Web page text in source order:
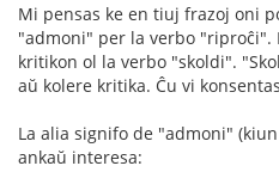
Mi pensas ke en tiuj frazoj oni
"admoni" per la verbo
kritikon ol la verbo "skoldi".
aŭ kolere kritika. Ĉu vi
La alia signifo de "admoni"
ankaŭ interesa: